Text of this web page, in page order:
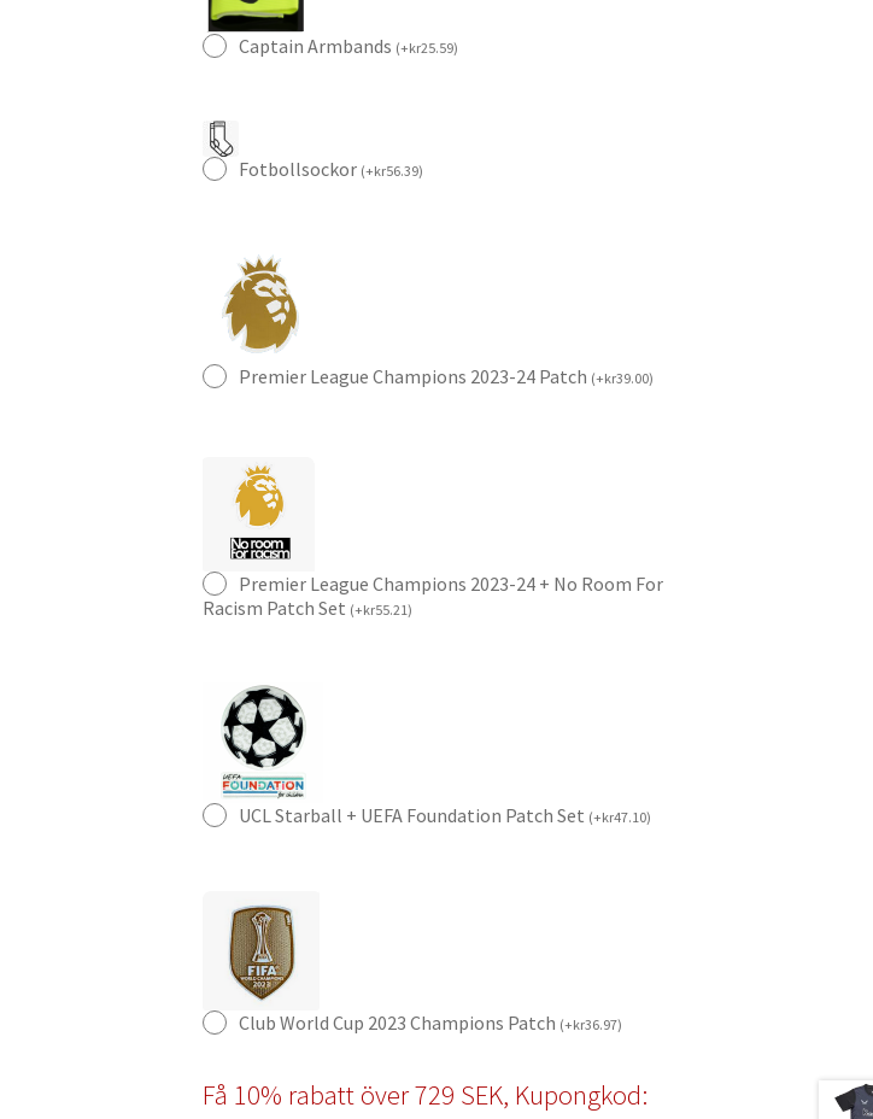
mängd
Captain Armbands (+kr25.59)
Fotbollsockor (+kr56.39)
Premier League Champions 2023-24 Patch (+kr39.00)
Premier League Champions 2023-24 + No Room For
Racism Patch Set (+kr55.21)
UCL Starball + UEFA Foundation Patch Set (+kr47.10)
Club World Cup 2023 Champions Patch (+kr36.97)
Få 10% rabatt över 729 SEK, Kupongkod: